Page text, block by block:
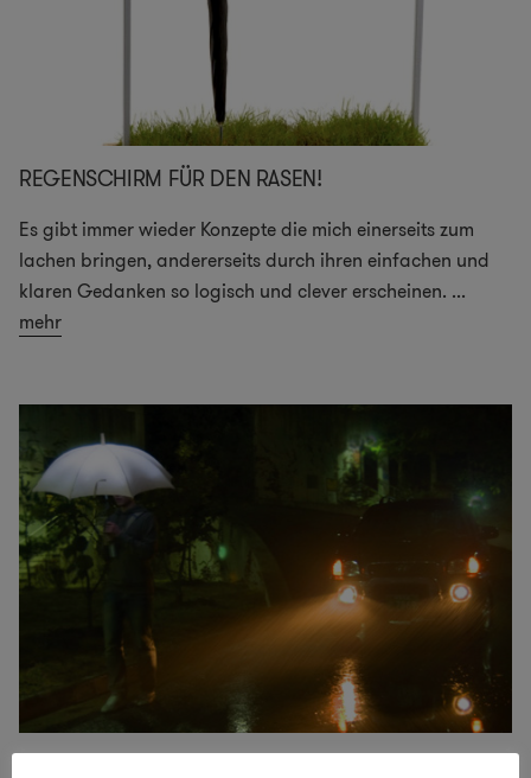
REGENSCHIRM FÜR DEN RASEN!
Es gibt immer wieder Konzepte die mich einerseits zum
lachen bringen, andererseits durch ihren einfachen und
klaren Gedanken so logisch und clever erscheinen. ...
mehr